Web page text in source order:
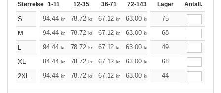
Størrelse 1-11 12-35 36-71 72-143 144-287 288 +
Lager Antall.
S 94.44 kr 78.72 kr 67.12 kr 63.00 kr 59.76
75
M
94.44 kr 78.72 kr 67.12 kr 63.00 kr 59.76
68
L
94.44 kr 78.72 kr 67.12 kr 63.00 kr 59.76
49
XL
94.44 kr 78.72 kr 67.12 kr 63.00 kr 59.76
68
2XL
94.44 kr 78.72 kr 67.12 kr 63.00 kr 59.76
44